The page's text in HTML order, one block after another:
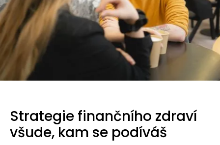
Strategie finančního zdraví
všude, kam se podíváš